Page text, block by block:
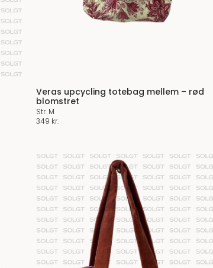
Veras upcycling totebag mellem – rød
blomstret
Str. M
349 kr.